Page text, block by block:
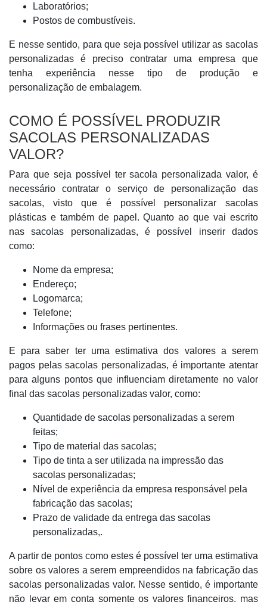
Laboratórios;
Postos de combustíveis.
E nesse sentido, para que seja possível utilizar as sacolas
personalizadas é preciso contratar uma empresa que
tenha experiência nesse tipo de produção e
personalização de embalagem.
COMO É POSSÍVEL PRODUZIR
SACOLAS PERSONALIZADAS
VALOR?
Para que seja possível ter sacola personalizada valor, é
necessário contratar o serviço de personalização das
sacolas, visto que é possível personalizar sacolas
plásticas e também de papel. Quanto ao que vai escrito
nas sacolas personalizadas, é possível inserir dados
como:
Nome da empresa;
Endereço;
Logomarca;
Telefone;
Informações ou frases pertinentes.
E para saber ter uma estimativa dos valores a serem
pagos pelas sacolas personalizadas, é importante atentar
para alguns pontos que influenciam diretamente no valor
final das sacolas personalizadas valor, como:
Quantidade de sacolas personalizadas a serem
feitas;
Tipo de material das sacolas;
Tipo de tinta a ser utilizada na impressão das
sacolas personalizadas;
Nível de experiência da empresa responsável pela
fabricação das sacolas;
Prazo de validade da entrega das sacolas
personalizadas,.
A partir de pontos como estes é possível ter uma estimativa
sobre os valores a serem empreendidos na fabricação das
sacolas personalizadas valor. Nesse sentido, é importante
não levar em conta somente os valores financeiros, mas